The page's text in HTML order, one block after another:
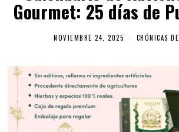
Gourmet: 25 días de
NOVIEMBRE 24, 2025
E
M
B
R
E
2
4
CRÓNICAS